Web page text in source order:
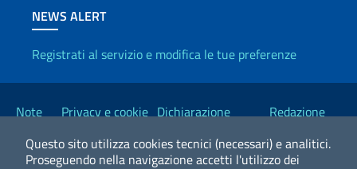
Questo sito utilizza cookies tecnici (necessari) e analitici.
Proseguendo nella navigazione accetti l'utilizzo dei
NEWS ALERT
Registrati al servizio e modifica le tue preferenze
Link Utili
Note
Privacy e cookie Dichiarazione
Redazione